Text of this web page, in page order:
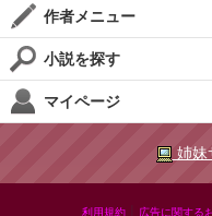
作者メニュー
小説を探す
マイページ
姉妹
利用規約 広告に関する